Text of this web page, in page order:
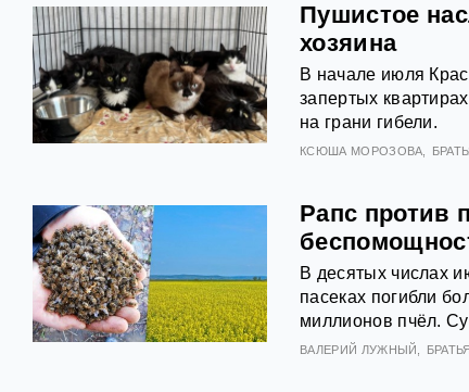
Пушистое
хозяина
В начале июля
запертых
на грани гибели.
КСЮША МОРОЗОВА
Рапс против
В десятых числах
пасеках погибли
миллионов пчёл.
ВАЛЕРИЙ ЛУЖНЫЙ